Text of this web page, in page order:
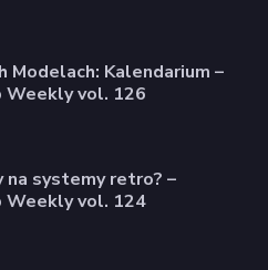
Kalendarium –
vol. 126
na systemy retro? –
vol. 124